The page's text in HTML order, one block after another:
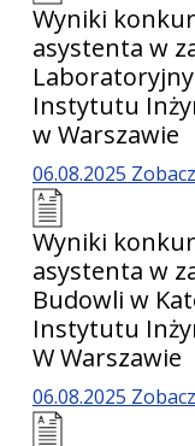
Wyniki
asystenta w
Instytutu
w Warszawie
06.08.2025 Zobacz
Wyniki
asystenta w
Budowli w
Instytutu
W Warszawie
06.08.2025 Zobacz